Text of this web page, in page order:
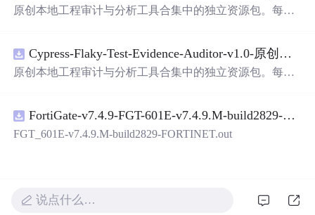
原创本地工程审计与分析工具合集中的独立资源包。每个
README、运行说明、功能清单、MIT License及原创与授
权声明。解压后进入project目录，执行npm test验证算法，
目源码、Logo、官方截图、论文、生产日志或其他受限素
材。适合前端开发、AI应用工程、测试审计和课程实践。
Cypress-Flaky-Test-Evidence-Auditor-v1.0-原创源码与文档.zip
原创本地工程审计与分析工具合集中的独立资源包。每个
README、运行说明、功能清单、MIT License及原创与授
权声明。解压后进入project目录，执行npm test验证算法，
FortiGate-v7.4.9-FGT-601E-v7.4.9.M-build2829-FORTINET.out
FGT_601E-v7.4.9.M-build2829-FORTINET.out
说点什么…